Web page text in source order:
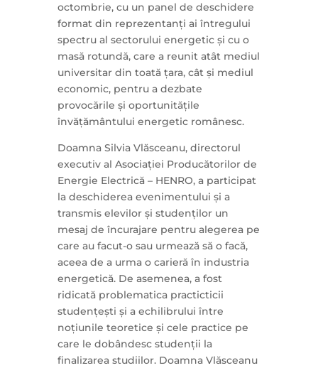
octombrie, cu un panel de deschidere
format din reprezentanți ai întregului
spectru al sectorului energetic și cu o
masă rotundă, care a reunit atât mediul
universitar din toată țara, cât și mediul
economic, pentru a dezbate
provocările și oportunitățile
învățământului energetic românesc.
Doamna Silvia Vlăsceanu, directorul
executiv al Asociației Producătorilor de
Energie Electrică – HENRO, a participat
la deschiderea evenimentului și a
transmis elevilor și studenților un
mesaj de încurajare pentru alegerea pe
care au facut-o sau urmează să o facă,
aceea de a urma o carieră în industria
energetică. De asemenea, a fost
ridicată problematica practicticii
studențești și a echilibrului între
noțiunile teoretice și cele practice pe
care le dobândesc studenții la
finalizarea studiilor. Doamna Vlăsceanu